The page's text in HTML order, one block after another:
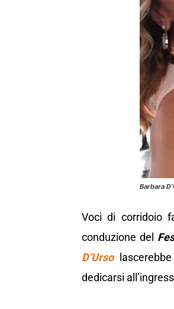
Barbara
Voci di corridoio
conduzione del
D’Urso
dedicarsi